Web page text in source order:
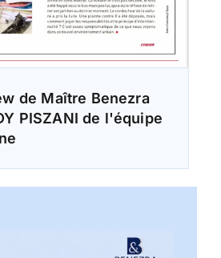
de Maître Benezra
PISZANI de l'équipe